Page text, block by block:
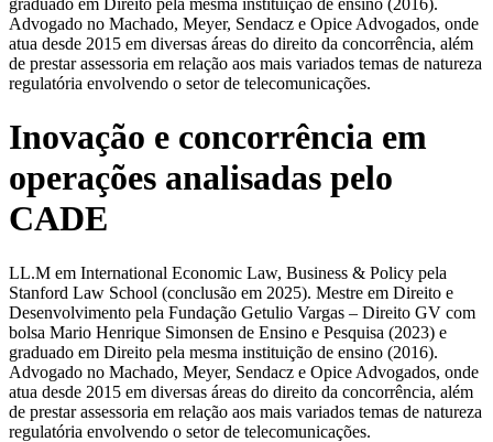
Advogado no Machado, Meyer, Sendacz e Opice Advogados, onde
atua desde 2015 em diversas áreas do direito da concorrência, além
de prestar assessoria em relação aos mais variados temas de natureza
regulatória envolvendo o setor de telecomunicações.
Inovação e concorrência em
operações analisadas pelo
CADE
LL.M em International Economic Law, Business & Policy pela
Stanford Law School (conclusão em 2025). Mestre em Direito e
Desenvolvimento pela Fundação Getulio Vargas – Direito GV com
bolsa Mario Henrique Simonsen de Ensino e Pesquisa (2023) e
graduado em Direito pela mesma instituição de ensino (2016).
Advogado no Machado, Meyer, Sendacz e Opice Advogados, onde
atua desde 2015 em diversas áreas do direito da concorrência, além
de prestar assessoria em relação aos mais variados temas de natureza
regulatória envolvendo o setor de telecomunicações.